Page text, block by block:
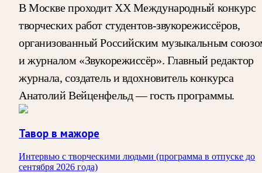
В Москве проходит ХХ Международный конкурс
творческих работ студентов-звукорежиссёров,
организованный Российским музыкальным
и журналом «Звукорежиссёр». Главный редактор
журнала, создатель и вдохновитель конкурса
Анатолий Вейценфельд — гость программы.
Тавор в мажоре
Интервью с творческими людьми (программа в отпуске до
сентября 2026 года)